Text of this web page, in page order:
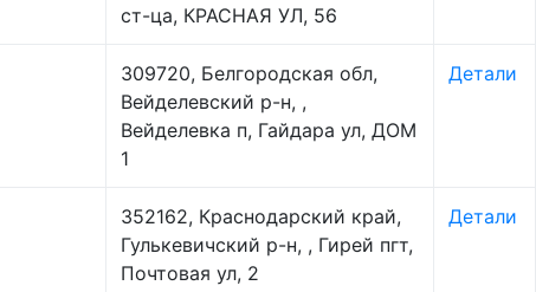
ст-ца, КРАСНАЯ УЛ, 56
309720, Белгородская обл,
Вейделевский р-н, ,
Вейделевка п, Гайдара ул, ДОМ
1
Детали
352162, Краснодарский край,
Гулькевичский р-н, , Гирей пгт,
Почтовая ул, 2
Детали